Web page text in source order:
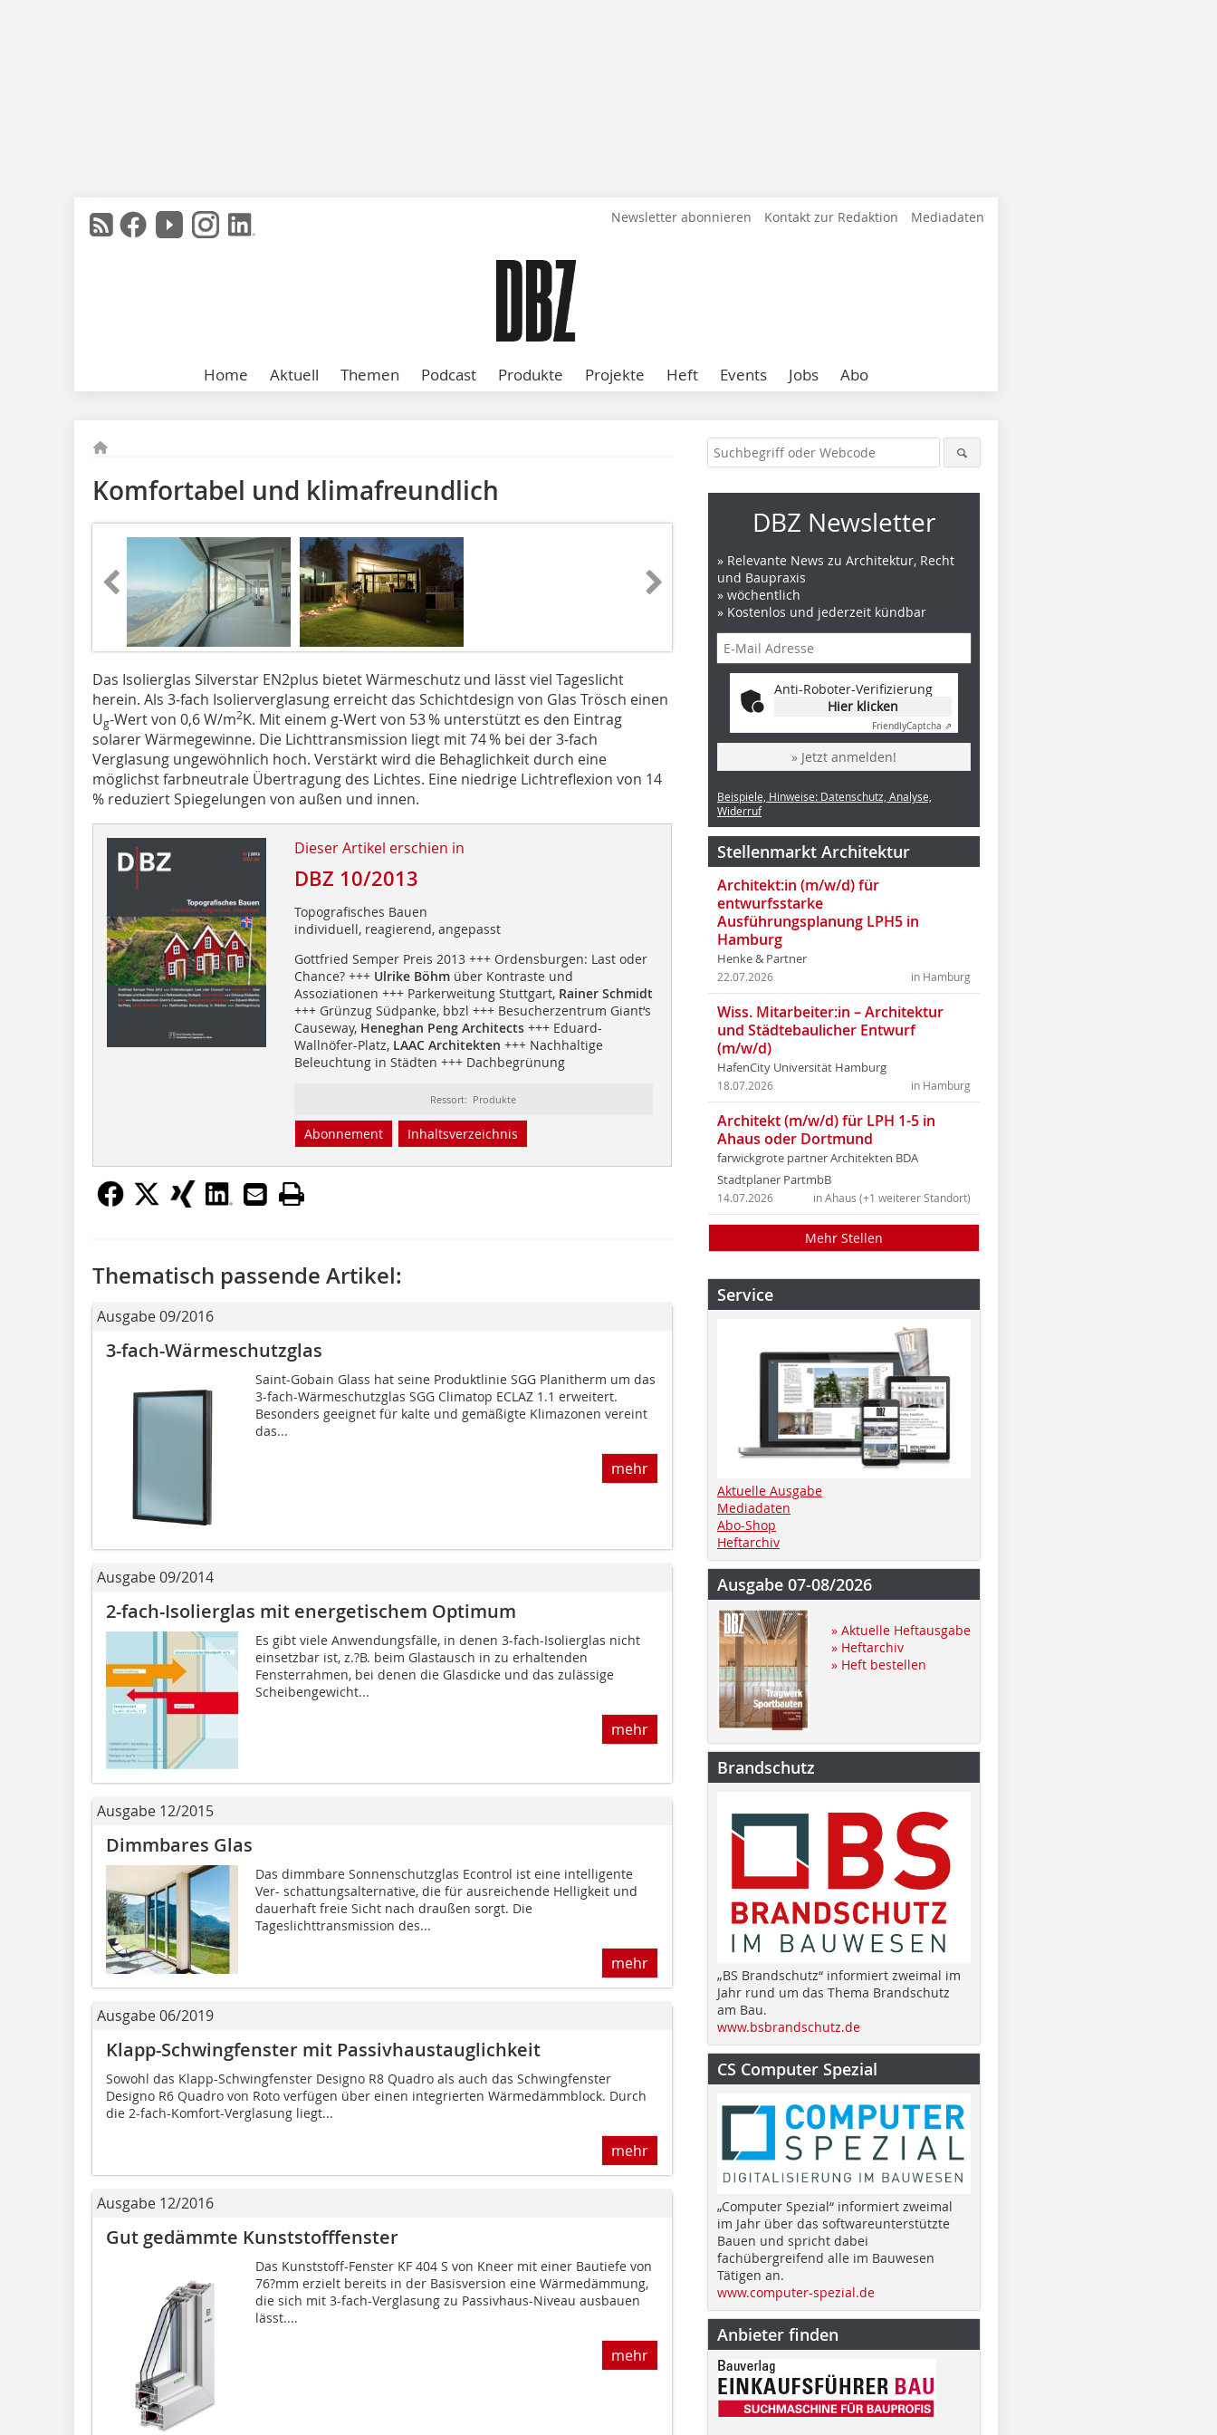
Newsletter abonnieren Kontakt zur Redaktion Mediadaten
Home Aktuell Themen Podcast Produkte Projekte Heft Events Jobs Abo
Komfortabel und klimafreundlich
Das Isolierglas Silverstar EN2plus bietet Wärmeschutz und lässt viel Tageslicht
herein. Als 3-fach Isolierver­glasung erreicht das Schichtdesign von Glas Trösch einen
Ug-Wert von 0,6 W/m2K. Mit einem g-Wert von 53 % ­unterstützt es den Eintrag
solarer Wärmegewinne. Die Lichttransmission liegt mit 74 % bei der 3-fach
Verglasung ungewöhnlich hoch. Verstärkt wird die Behaglichkeit durch eine
möglichst farbneutrale Übertragung des Lichtes. Eine niedrige Lichtreflexion von 14
% reduziert Spiegelungen von außen und innen.
Dieser Artikel erschien in
DBZ 10/2013
Topografisches Bauen
individuell, reagierend, angepasst
Gottfried Semper Preis 2013 +++ Ordensburgen: Last oder
Chance? +++Ulrike Böhmüber Kontraste und
Assoziationen +++ Parkerweitung Stuttgart, Rainer Schmidt
+++ Grünzug Südpanke, bbzl +++ Besucherzentrum Giant‘s
Causeway, Heneghan Peng Architects+++ Eduard-
Wallnöfer-Platz,LAAC Architekten +++ Nachhaltige
Beleuchtung in Städten +++ Dachbegrünung
Ressort: Produkte
Abonnement Inhaltsverzeichnis
Thematisch passende Artikel:
Ausgabe 09/2016
3-fach-Wärmeschutzglas
Saint-Gobain Glass hat seine Produktlinie SGG Planitherm um das
3-fach-Wärmeschutzglas SGG Climatop ECLAZ 1.1 erweitert.
Besonders geeignet für kalte und gemäßigte Klimazonen vereint
das...
mehr
Ausgabe 09/2014
2-fach-Isolierglas mit energetischem Optimum
Es gibt viele Anwendungsfälle, in denen 3-fach-Isolierglas nicht
einsetzbar ist, z.?B. beim Glastausch in zu erhaltenden
Fensterrahmen, bei denen die Glasdicke und das zulässige
Scheibengewicht...
mehr
Ausgabe 12/2015
Dimmbares Glas
Das dimmbare Sonnenschutzglas Econtrol ist eine intelligente
Ver- schattungsalternative, die für ausreichende Helligkeit und
dauerhaft freie Sicht nach draußen sorgt. Die
Tageslichttransmission des...
mehr
Ausgabe 06/2019
Klapp-Schwingfenster mit Passivhaustauglichkeit
Sowohl das Klapp-Schwingfenster Designo R8 Quadro als auch das Schwingfenster
Designo R6 Quadro von Roto verfügen über einen integrierten Wärmedämmblock. Durch
die 2-fach-Komfort-Verglasung liegt...
mehr
Ausgabe 12/2016
Gut gedämmte Kunststofffenster
Das Kunststoff-Fenster KF 404 S von Kneer mit einer Bautiefe von
76?mm erzielt bereits in der Basisversion eine Wärmedämmung,
die sich mit 3-fach-Verglasung zu Passivhaus-Niveau ausbauen
lässt....
mehr
DBZ Newsletter
» Relevante News zu Architektur, Recht
und Baupraxis
» wöchentlich
» Kostenlos und jederzeit kündbar
Anti-Roboter-Verifizierung
Hier klicken
FriendlyCaptcha ⇗
» Jetzt anmelden!
Beispiele, Hinweise: Datenschutz, Analyse,
Widerruf
Stellenmarkt Architektur
Architekt:in (m/w/d) für
entwurfsstarke
Ausführungsplanung LPH5 in
Hamburg
Henke & Partner
in Hamburg
22.07.2026
Wiss. Mitarbeiter:in – Architektur
und Städtebaulicher Entwurf
(m/w/d)
HafenCity Universität Hamburg
in Hamburg
18.07.2026
Architekt (m/w/d) für LPH 1-5 in
Ahaus oder Dortmund
farwickgrote partner Architekten BDA
Stadtplaner PartmbB
in Ahaus (+1 weiterer Standort)
14.07.2026
Mehr Stellen
Service
Aktuelle Ausgabe
Mediadaten
Abo-Shop
Heftarchiv
Ausgabe 07-08/2026
» Aktuelle Heftausgabe
» Heftarchiv
» Heft bestellen
Brandschutz
„BS Brandschutz“ informiert zweimal im
Jahr rund um das Thema Brandschutz
am Bau.
www.bsbrandschutz.de
CS Computer Spezial
„Computer Spezial“ informiert zweimal
im Jahr über das softwareunterstützte
Bauen und spricht dabei
fachübergreifend alle im Bauwesen
Tätigen an.
www.computer-spezial.de
Anbieter finden